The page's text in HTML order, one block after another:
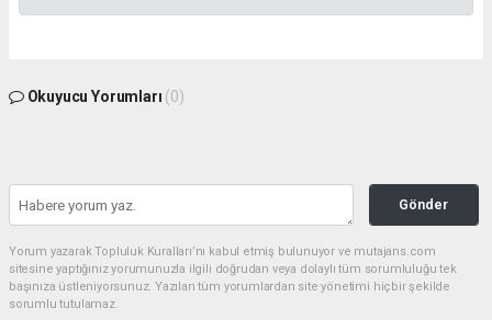
Okuyucu Yorumları (0)
Gönder
Yorum yazarak Topluluk Kuralları’nı kabul etmiş bulunuyor ve mutajans.com
sitesine yaptığınız yorumunuzla ilgili doğrudan veya dolaylı tüm sorumluluğu tek
başınıza üstleniyorsunuz. Yazılan tüm yorumlardan site yönetimi hiçbir şekilde
sorumlu tutulamaz.